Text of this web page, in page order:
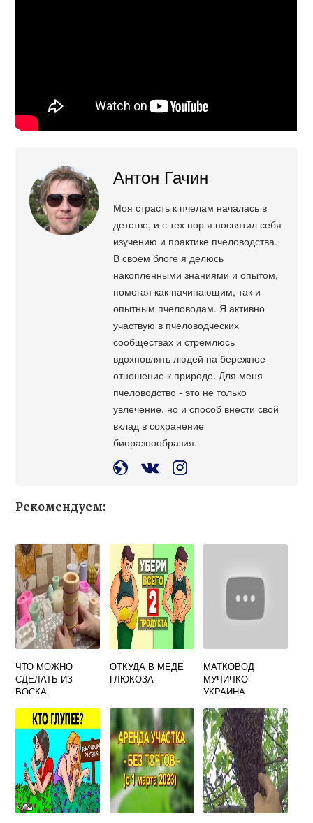
Антон Гачин
Моя страсть к пчелам началась в
детстве, и с тех пор я посвятил себя
изучению и практике пчеловодства.
В своем блоге я делюсь
накопленными знаниями и опытом,
помогая как начинающим, так и
опытным пчеловодам. Я активно
участвую в пчеловодческих
сообществах и стремлюсь
вдохновлять людей на бережное
отношение к природе. Для меня
пчеловодство - это не только
увлечение, но и способ внести свой
вклад в сохранение
биоразнообразия.
Рекомендуем:
ЧТО МОЖНО
СДЕЛАТЬ ИЗ
ВОСКА
ОТКУДА В МЕДЕ
ГЛЮКОЗА
МАТКОВОД
МУЧИЧКО
УКРАИНА